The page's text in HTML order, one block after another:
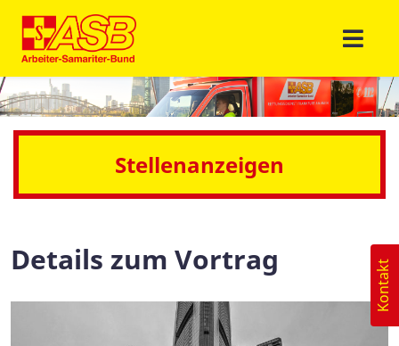
Stellenanzeigen
Details zum Vortrag Kontakt